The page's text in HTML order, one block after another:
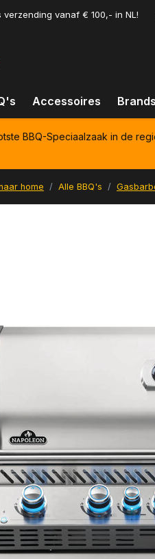
verzending vanaf € 100,- in NL!
Accessoires
BBQ-Speciaalzaak in de
home Alle BBQ's